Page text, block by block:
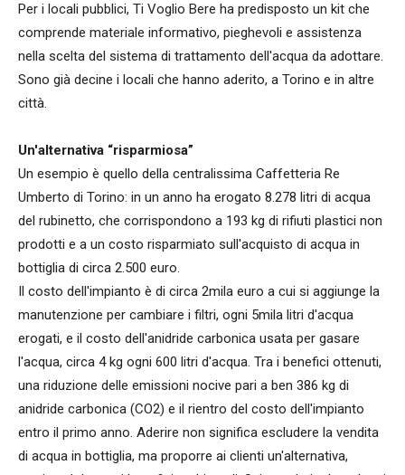
Per i locali pubblici, Ti Voglio Bere ha predisposto un kit che
comprende materiale informativo, pieghevoli e assistenza
nella scelta del sistema di trattamento dell'acqua da adottare.
Sono già decine i locali che hanno aderito, a Torino e in altre
città.
Un'alternativa “risparmiosa”
Un esempio è quello della centralissima Caffetteria Re
Umberto di Torino: in un anno ha erogato 8.278 litri di acqua
del rubinetto, che corrispondono a 193 kg di rifiuti plastici non
prodotti e a un costo risparmiato sull'acquisto di acqua in
bottiglia di circa 2.500 euro.
Il costo dell'impianto è di circa 2mila euro a cui si aggiunge la
manutenzione per cambiare i filtri, ogni 5mila litri d'acqua
erogati, e il costo dell'anidride carbonica usata per gasare
l'acqua, circa 4 kg ogni 600 litri d'acqua. Tra i benefici ottenuti,
una riduzione delle emissioni nocive pari a ben 386 kg di
anidride carbonica (CO2) e il rientro del costo dell'impianto
entro il primo anno. Aderire non significa escludere la vendita
di acqua in bottiglia, ma proporre ai clienti un'alternativa,